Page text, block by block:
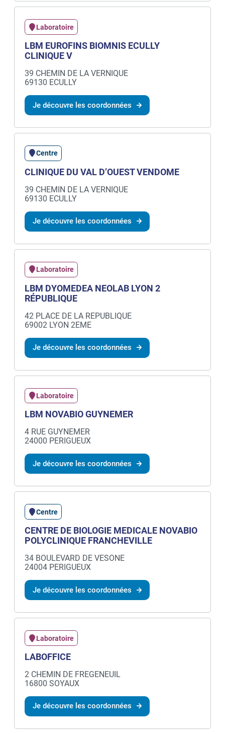
Laboratoire
LBM EUROFINS BIOMNIS ECULLY
CLINIQUE V
39 CHEMIN DE LA VERNIQUE
69130 ECULLY
Je découvre les coordonnées
Centre
CLINIQUE DU VAL D’OUEST VENDOME
39 CHEMIN DE LA VERNIQUE
69130 ECULLY
Je découvre les coordonnées
Laboratoire
LBM DYOMEDEA NEOLAB LYON 2
RÉPUBLIQUE
42 PLACE DE LA REPUBLIQUE
69002 LYON 2EME
Je découvre les coordonnées
Laboratoire
LBM NOVABIO GUYNEMER
4 RUE GUYNEMER
24000 PERIGUEUX
Je découvre les coordonnées
Centre
CENTRE DE BIOLOGIE MEDICALE NOVABIO
POLYCLINIQUE FRANCHEVILLE
34 BOULEVARD DE VESONE
24004 PERIGUEUX
Je découvre les coordonnées
Laboratoire
LABOFFICE
2 CHEMIN DE FREGENEUIL
16800 SOYAUX
Je découvre les coordonnées